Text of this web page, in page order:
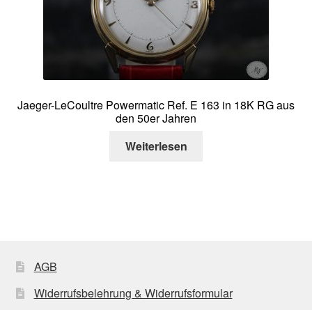
Jaeger-LeCoultre Powermatic Ref. E 163 in 18K RG aus
den 50er Jahren
Weiterlesen
AGB
Widerrufsbelehrung & Widerrufsformular